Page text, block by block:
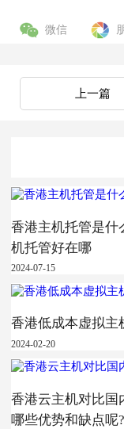
微信
上一篇
香港主机托管是什
机托管好在哪
2024-07-15
香港低成本虚拟主
2024-02-20
香港云主机对比国
哪些优势和缺点呢?